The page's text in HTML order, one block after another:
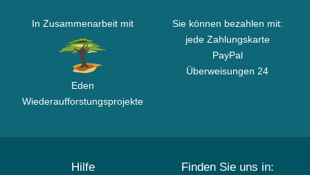
In Zusammenarbeit mit
Eden
Wiederaufforstungsprojekte
Sie können bezahlen mit:
jede Zahlungskarte
PayPal
Überweisungen 24
Hilfe Finden Sie uns in: